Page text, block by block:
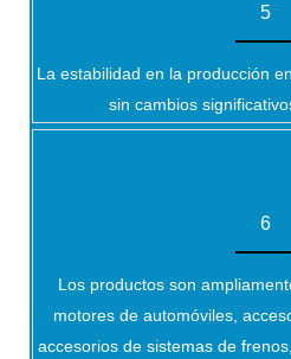
5
La estabilidad en la producción
sin cambios
6
Los productos son
motores de automóviles,
accesorios de sistemas de